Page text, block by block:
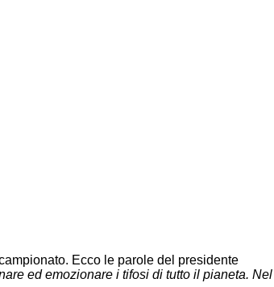
Ecco le parole del presidente
ed emozionare i tifosi di tutto il pianeta. Nel